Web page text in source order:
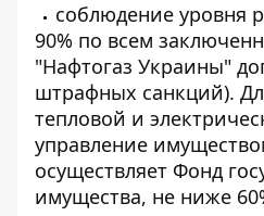
соблюдение уровня
90% по всем
"Нафтогаз Украины"
штрафных санкций).
тепловой и
управление
осуществляет Фонд
имущества, не ниже